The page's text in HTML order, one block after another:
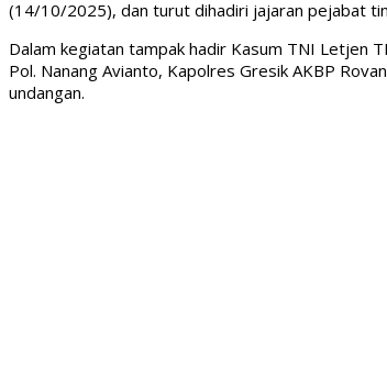
(14/10/2025), dan turut dihadiri jajaran pejabat
Dalam kegiatan tampak hadir Kasum TNI Letjen
Pol. Nanang Avianto, Kapolres Gresik AKBP
undangan.